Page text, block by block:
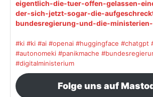
eigentlich-die-tuer-offen-gelassen-
der-sich-jetzt-sogar-die-
bundesregierung-und-die-
#ki #ki #ai #openai #huggingface #chatgpt
#autonomeki #panikmache
#digitalministerium
Folge uns auf